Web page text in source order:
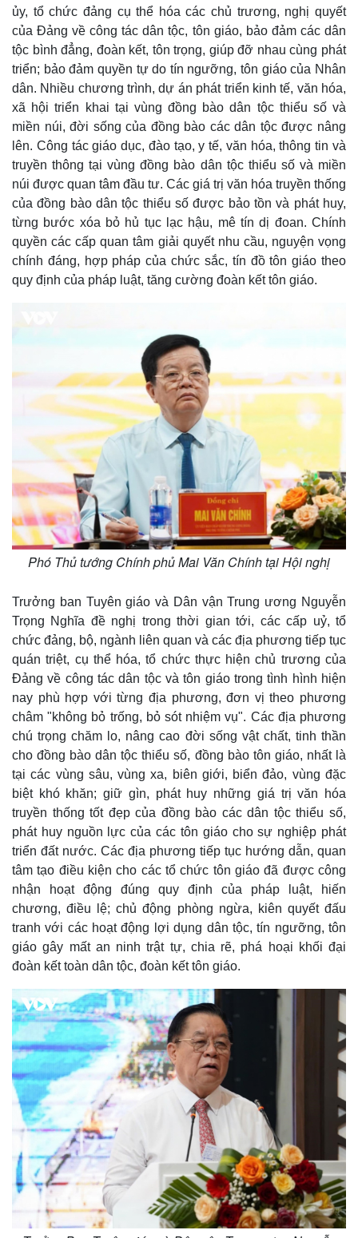
Thế giới
Quan sát
Cuộc sống đó đây
Hồ sơ
Multimedia
Video
Ảnh
E-Magazine
Infographic
Bất động sản
Khởi nghiệp
Thị trường
Giá vàng
Tiêu dùng
Tỷ giá
Chứng khoán
Giá cà phê
ủy, tổ chức đảng cụ thể hóa các chủ trương, nghị quyết
của Đảng về công tác dân tộc, tôn giáo, bảo đảm các dân
tộc bình đẳng, đoàn kết, tôn trọng, giúp đỡ nhau cùng phát
triển; bảo đảm quyền tự do tín ngưỡng, tôn giáo của Nhân
dân. Nhiều chương trình, dự án phát triển kinh tế, văn hóa,
xã hội triển khai tại vùng đồng bào dân tộc thiểu số và
miền núi, đời sống của đồng bào các dân tộc được nâng
lên. Công tác giáo dục, đào tạo, y tế, văn hóa, thông tin và
truyền thông tại vùng đồng bào dân tộc thiểu số và miền
núi được quan tâm đầu tư. Các giá trị văn hóa truyền thống
của đồng bào dân tộc thiểu số được bảo tồn và phát huy,
từng bước xóa bỏ hủ tục lạc hậu, mê tín dị đoan. Chính
quyền các cấp quan tâm giải quyết nhu cầu, nguyện vọng
chính đáng, hợp pháp của chức sắc, tín đồ tôn giáo theo
quy định của pháp luật, tăng cường đoàn kết tôn giáo.
Phó Thủ tướng Chính phủ Mai Văn Chính tại Hội nghị
Trưởng ban Tuyên giáo và Dân vận Trung ương Nguyễn
Trọng Nghĩa đề nghị trong thời gian tới, các cấp uỷ, tổ
chức đảng, bộ, ngành liên quan và các địa phương tiếp tục
quán triệt, cụ thể hóa, tổ chức thực hiện chủ trương của
Đảng về công tác dân tộc và tôn giáo trong tình hình hiện
nay phù hợp với từng địa phương, đơn vị theo phương
châm "không bỏ trống, bỏ sót nhiệm vụ". Các địa phương
chú trọng chăm lo, nâng cao đời sống vật chất, tinh thần
cho đồng bào dân tộc thiểu số, đồng bào tôn giáo, nhất là
tại các vùng sâu, vùng xa, biên giới, biển đảo, vùng đặc
biệt khó khăn; giữ gìn, phát huy những giá trị văn hóa
truyền thống tốt đẹp của đồng bào các dân tộc thiểu số,
phát huy nguồn lực của các tôn giáo cho sự nghiệp phát
triển đất nước. Các địa phương tiếp tục hướng dẫn, quan
tâm tạo điều kiện cho các tổ chức tôn giáo đã được công
nhận hoạt động đúng quy định của pháp luật, hiến
chương, điều lệ; chủ động phòng ngừa, kiên quyết đấu
tranh với các hoạt động lợi dụng dân tộc, tín ngưỡng, tôn
giáo gây mất an ninh trật tự, chia rẽ, phá hoại khối đại
đoàn kết toàn dân tộc, đoàn kết tôn giáo.